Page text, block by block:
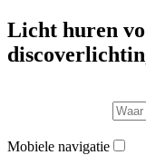
Licht huren
Mobiele navigatie